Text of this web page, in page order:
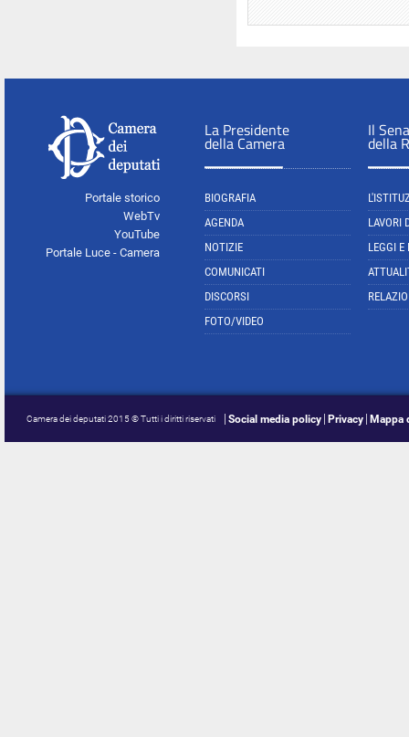
Portale storico
WebTv
YouTube
Portale Luce - Camera
La Presidente
della Camera
BIOGRAFIA
AGENDA
NOTIZIE
COMUNICATI
DISCORSI
FOTO/VIDEO
Il
della
LAVORI
LEGGI E
Camera dei deputati 2015 © Tutti i diritti riservati Social media policy Privacy Mappa